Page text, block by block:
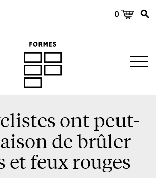
0
ont peut-
de brûler
et feux rouges